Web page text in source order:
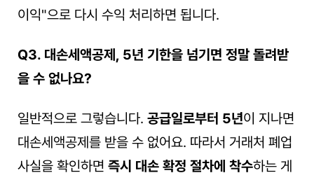
이익"으로 다시 수익 처리하면 됩니다.
Q3. 대손세액공제, 5년 기한을 넘기면 정말 돌려받
을 수 없나요?
일반적으로 그렇습니다. 공급일로부터 5년이 지나면
대손세액공제를 받을 수 없어요. 따라서 거래처 폐업
사실을 확인하면 즉시 대손 확정 절차에 착수하는 게